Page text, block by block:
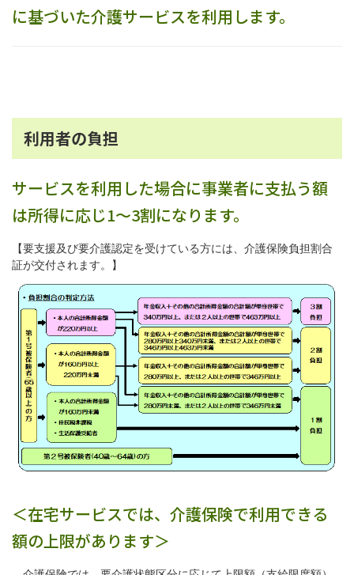
に基づいた介護サービスを利用します。
利用者の負担
サービスを利用した場合に事業者に支払う額
は所得に応じ1～3割になります。
【要支援及び要介護認定を受けている方には、介護保険負担割合
証が交付されます。】
＜在宅サービスでは、介護保険で利用できる
額の上限があります＞